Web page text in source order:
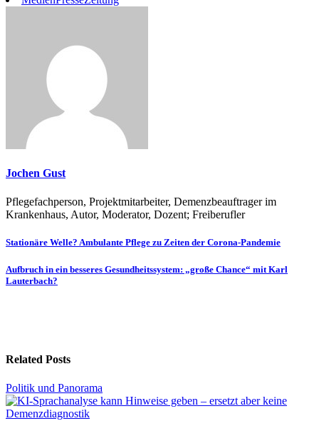
Jochen Gust
Pflegefachperson, Projektmitarbeiter, Demenzbeauftrager im
Krankenhaus, Autor, Moderator, Dozent; Freiberufler
Beitragsnavigation
Stationäre Welle? Ambulante Pflege zu Zeiten der Corona-Pandemie
Aufbruch in ein besseres Gesundheitssystem: „große Chance“ mit Karl
Lauterbach?
Related Posts
Politik und Panorama